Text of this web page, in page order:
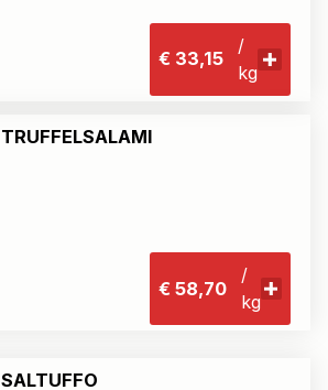
€ 33,15
/
kg
TRUFFELSALAMI
€ 58,70
/
kg
SALTUFFO